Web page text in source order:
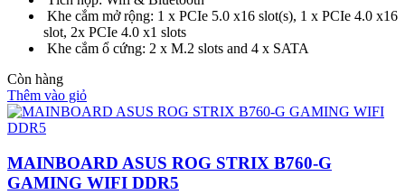
Khe cắm mở rộng: 1 x PCIe 5.0 x16 slot(s), 1 x PCIe 4.0 x16
slot, 2x PCIe 4.0 x1 slots
Khe cắm ổ cứng: 2 x M.2 slots and 4 x SATA
Còn hàng
Thêm vào giỏ
MAINBOARD ASUS ROG STRIX B760-G
GAMING WIFI DDR5